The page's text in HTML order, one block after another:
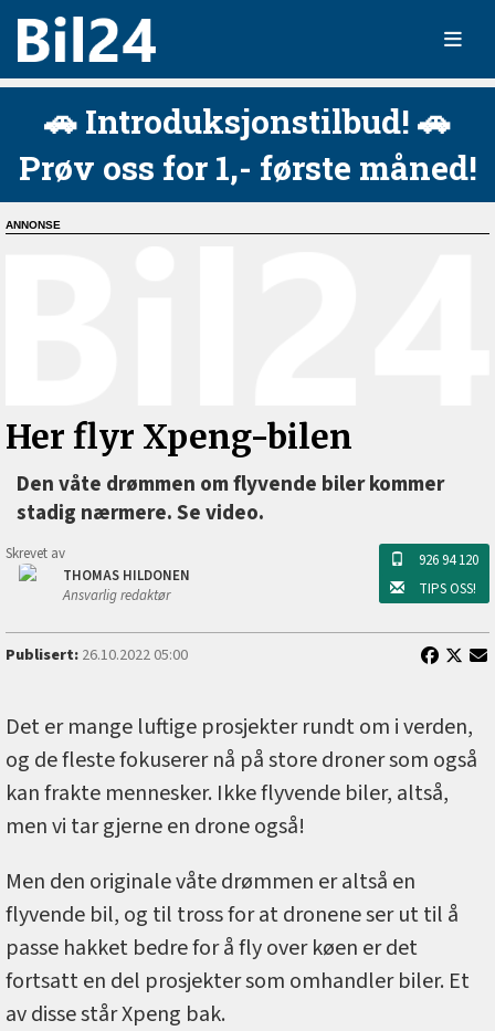
🚗 Introduksjonstilbud! 🚗
Prøv oss for 1,- første måned!
Her flyr Xpeng-bilen
Den våte drømmen om flyvende biler kommer
stadig nærmere. Se video.
Skrevet av
THOMAS HILDONEN
Ansvarlig redaktør
926 94 120
TIPS OSS!
Publisert:26.10.2022 05:00
Det er mange luftige prosjekter rundt om i verden,
og de fleste fokuserer nå på store droner som også
kan frakte mennesker. Ikke flyvende biler, altså,
men vi tar gjerne en drone også!
Men den originale våte drømmen er altså en
flyvende bil, og til tross for at dronene ser ut til å
passe hakket bedre for å fly over køen er det
fortsatt en del prosjekter som omhandler biler. Et
av disse står Xpeng bak.